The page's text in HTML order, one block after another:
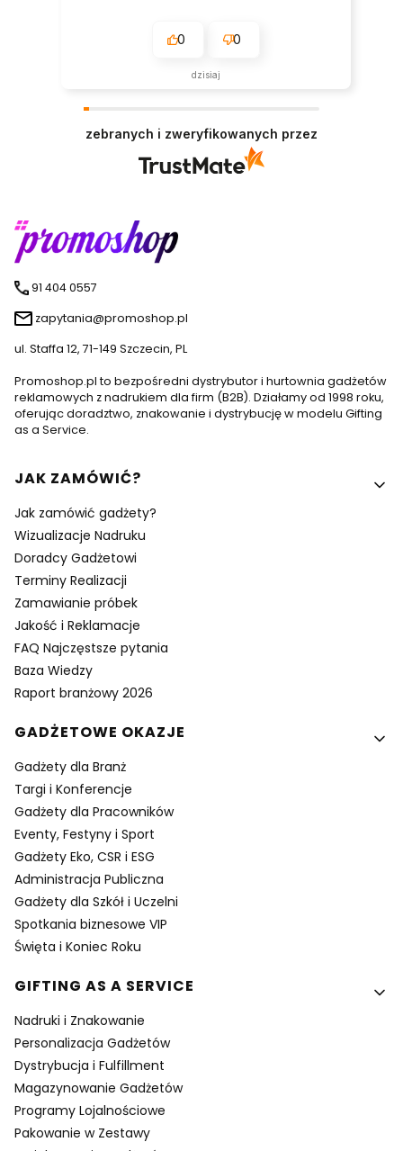
0 0
dzisiaj
zebranych i zweryfikowanych przez
91 404 0557
zapytania@promoshop.pl
ul. Staffa 12, 71-149 Szczecin, PL
Promoshop.pl to bezpośredni dystrybutor i hurtownia gadżetów
reklamowych z nadrukiem dla firm (B2B). Działamy od 1998 roku,
oferując doradztwo, znakowanie i dystrybucję w modelu Gifting
as a Service.
Linki w stopce
JAK ZAMÓWIĆ?
Jak zamówić gadżety?
Wizualizacje Nadruku
Doradcy Gadżetowi
Terminy Realizacji
Zamawianie próbek
Jakość i Reklamacje
FAQ Najczęstsze pytania
Baza Wiedzy
Raport branżowy 2026
GADŻETOWE OKAZJE
Gadżety dla Branż
Targi i Konferencje
Gadżety dla Pracowników
Eventy, Festyny i Sport
Gadżety Eko, CSR i ESG
Administracja Publiczna
Gadżety dla Szkół i Uczelni
Spotkania biznesowe VIP
Święta i Koniec Roku
GIFTING AS A SERVICE
Nadruki i Znakowanie
Personalizacja Gadżetów
Dystrybucja i Fulfillment
Magazynowanie Gadżetów
Programy Lojalnościowe
Pakowanie w Zestawy